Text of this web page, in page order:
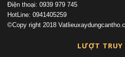
Điện thoại: 0939 979 745
HotLine: 0941405259
©Copy right 2018
LƯỢT TRUY